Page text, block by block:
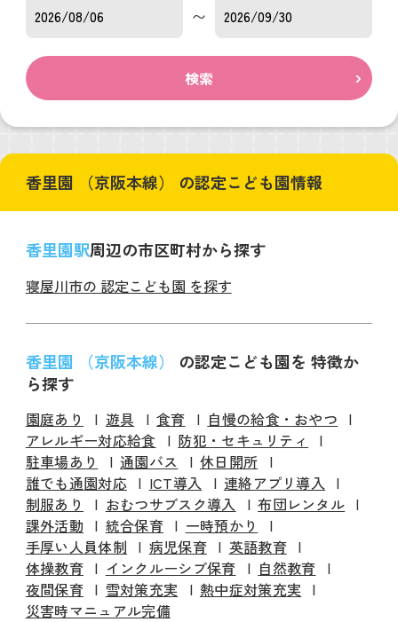
〜
検索
香里園 （京阪本線） の認定こども園情報
香里園駅周辺の市区町村から探す
寝屋川市の 認定こども園 を探す
香里園 （京阪本線） の認定こども園を 特徴か
ら探す
園庭あり 遊具 食育
自慢の給食・おやつ
アレルギー対応給食
防犯・セキュリティ
駐車場あり
通園バス
休日開所
誰でも通園対応
ICT導入
連絡アプリ導入
制服あり
おむつサブスク導入
布団レンタル
課外活動
統合保育
一時預かり
手厚い人員体制
病児保育
英語教育
体操教育
インクルーシブ保育
自然教育
夜間保育
雪対策充実
熱中症対策充実
災害時マニュアル完備